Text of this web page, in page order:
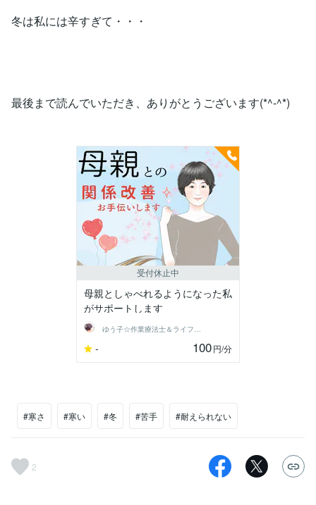
冬は私には辛すぎて・・・
最後まで読んでいただき、ありがとうございます(*^-^*)
受付休止中
母親としゃべれるようになった私
がサポートします
ゆう子☆作業療法士＆ライフコーチ
- 100円/分
#寒さ #寒い #冬 #苦手 #耐えられない
2